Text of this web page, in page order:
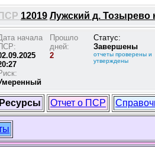
ПСР 12019 Лужский д. Тозырево
начала
Прошло
дней:
2
Статус:
Завершены
отчеты проверены и
утверждены
Ресурсы Отчет о ПСР